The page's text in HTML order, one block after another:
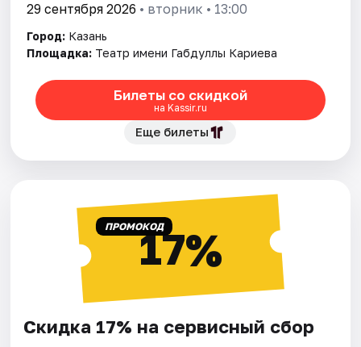
29 сентября 2026 • вторник • 13:00
Город: Казань
Площадка: Театр имени Габдуллы Кариева
Билеты со скидкой
на Kassir.ru
Еще билеты
ПРОМОКОД17%
Скидка 17% на сервисный сбор